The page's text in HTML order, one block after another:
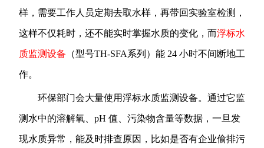
样，需要工作人员定期去取水样，再带回实验室检测，
这样不仅耗时，还不能实时掌握水质的变化，而浮标水
质监测设备 （型号TH-SFA系列）能 24 小时不间断地工
作。
环保部门会大量使用浮标水质监测设备。通过它监
测水中的溶解氧、pH 值、污染物含量等数据，一旦发
现水质异常，能及时排查原因，比如是否有企业偷排污